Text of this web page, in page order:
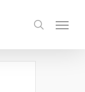
Menu